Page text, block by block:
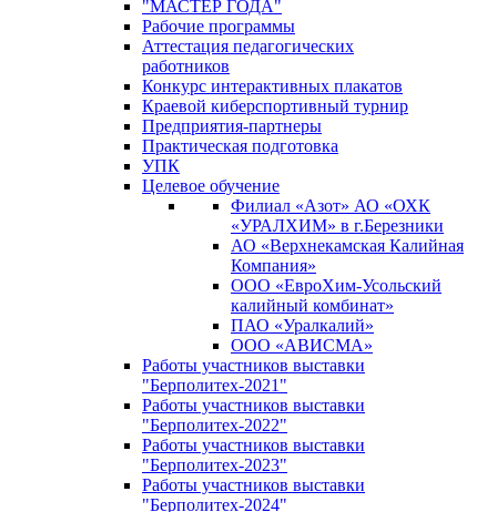
"МАСТЕР ГОДА"
Рабочие программы
Аттестация педагогических
работников
Конкурс интерактивных плакатов
Краевой киберспортивный турнир
Предприятия-партнеры
Практическая подготовка
УПК
Целевое обучение
Филиал «Азот» АО «ОХК
«УРАЛХИМ» в г.Березники
АО «Верхнекамская Калийная
Компания»
ООО «ЕвроХим-Усольский
калийный комбинат»
ПАО «Уралкалий»
ООО «АВИСМА»
Работы участников выставки
"Берполитех-2021"
Работы участников выставки
"Берполитех-2022"
Работы участников выставки
"Берполитех-2023"
Работы участников выставки
"Берполитех-2024"